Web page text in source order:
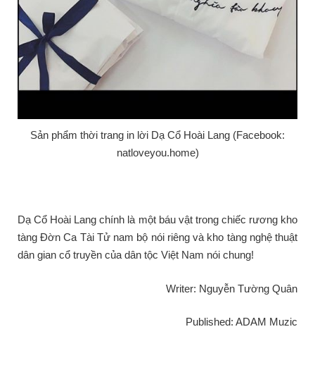
Sản phẩm thời trang in lời Dạ Cổ Hoài Lang (Facebook:
natloveyou.home)
Dạ Cổ Hoài Lang chính là một báu vật trong chiếc rương kho
tàng Đờn Ca Tài Tử nam bộ nói riêng và kho tàng nghệ thuật
dân gian cổ truyền của dân tộc Việt Nam nói chung!
Writer: Nguyễn Tường Quân
Published: ADAM Muzic